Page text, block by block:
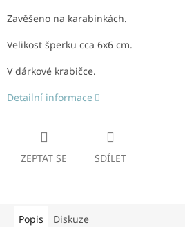
Zavěšeno na karabinkách.
Velikost šperku cca 6x6 cm.
V dárkové krabičce.
Detailní informace
ZEPTAT SE SDÍLET
Popis Diskuze